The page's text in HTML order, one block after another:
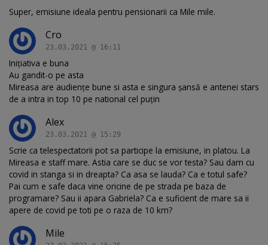
Super, emisiune ideala pentru pensionarii ca Mile mile.
Cro
23.03.2021 @ 16:11
Inițiativa e buna
Au gandit-o pe asta
Mireasa are audiențe bune si asta e singura șansă e antenei stars
de a intra in top 10 pe national cel puțin
Alex
23.03.2021 @ 15:29
Scrie ca telespectatorii pot sa participe la emisiune, in platou. La
Mireasa e staff mare. Astia care se duc se vor testa? Sau dam cu
covid in stanga si in dreapta? Ca asa se lauda? Ca e totul safe?
Pai cum e safe daca vine oricine de pe strada pe baza de
programare? Sau ii apara Gabriela? Ca e suficient de mare sa ii
apere de covid pe toti pe o raza de 10 km?
Mile